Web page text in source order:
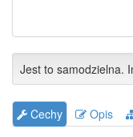
Jest to samodzielna.
Cechy Opis